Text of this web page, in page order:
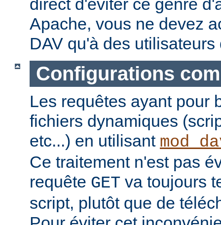
direct d'éviter ce genre
Apache, vous ne devez
DAV qu'à des
Configurations
Les requêtes ayant pour
fichiers dynamiques
etc...) en utilisant
Ce traitement n'est pas
requête GET va toujours
script, plutôt que de